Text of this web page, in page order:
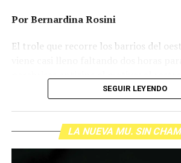
Gonzalo Giles, pensador
comunicador «disca»:
Ganar la vida: La
Su hijo Ciro tenía 120 veces más
donde se encontraron pesticidas
Bajo amenazas de muerte Sabrina
Por Bernardina Rosini
El trole que recorre los barrios del
Agostina Vega, 14 años. Era fácil intuir
atiende a su gente. Los que ocupan
mullidos de las oficinas del poder
SEGUIR LEYENDO
LA NUEVA MU. SIN